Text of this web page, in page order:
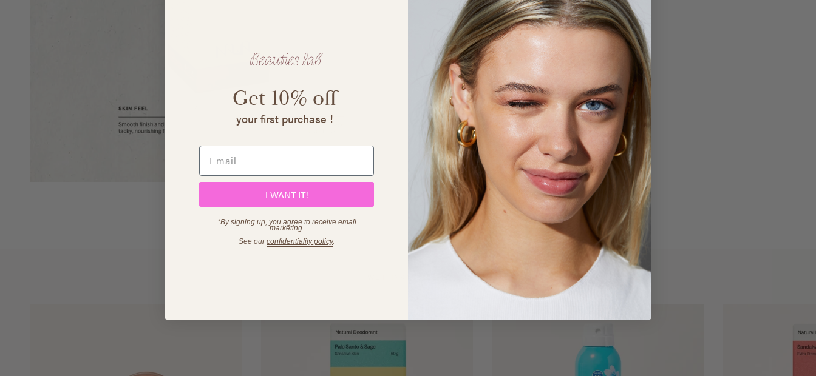
Get 10% off
your first purchase !
I WANT IT!
*By signing up, you agree to receive email
marketing.
See ourconfidentiality policy.